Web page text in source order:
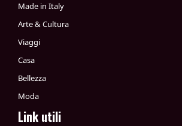
Made in Italy
Arte & Cultura
Viaggi
Casa
Bellezza
Moda
Link utili